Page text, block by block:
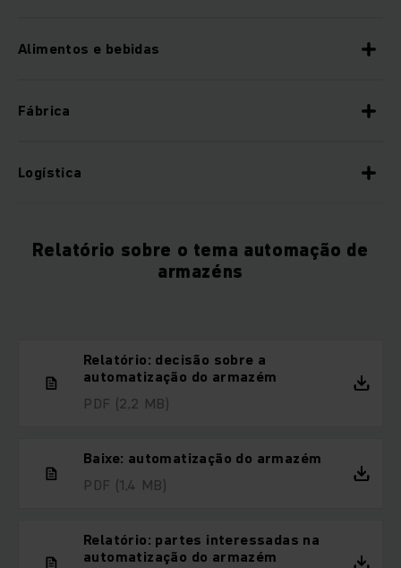
Alimentos e bebidas
Fábrica
Logística
Relatório sobre o tema automação de
armazéns
Relatório: decisão sobre a
automatização do armazém
PDF (2,2 MB)
Baixe: automatização do armazém
PDF (1,4 MB)
Relatório: partes interessadas na
automatização do armazém